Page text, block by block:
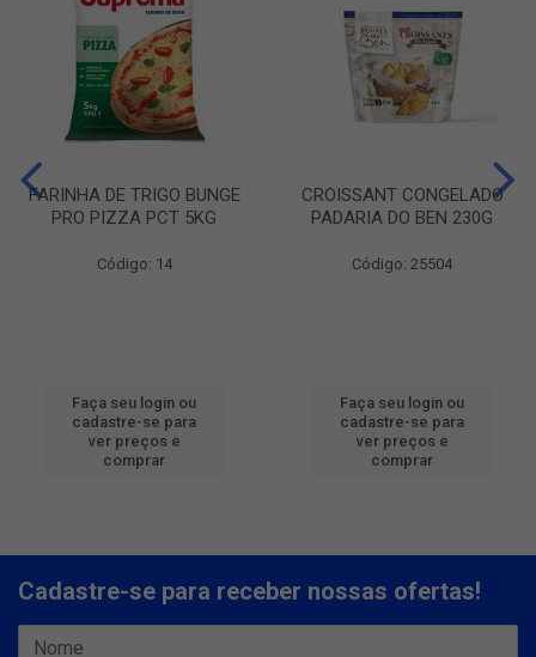
FARINHA DE TRIGO BUNGE
PRO PIZZA PCT 5KG
Código: 14
Faça seu login ou
cadastre-se para
ver preços e
comprar
CROISSANT CONGELADO
PADARIA DO BEN 230G
Código: 25504
Faça seu login ou
cadastre-se para
ver preços e
comprar
Cadastre-se para receber nossas ofertas!